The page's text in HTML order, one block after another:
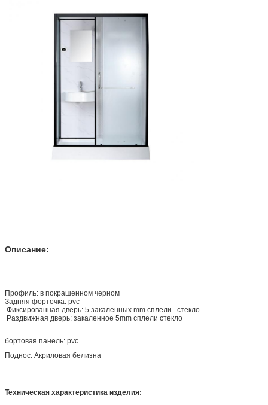
Описание:
Профиль: в покрашенном черном
Задняя форточка: pvc
Фиксированная дверь: 5 закаленных mm сплели стекло
Раздвижная дверь: закаленное 5mm сплели стекло
бортовая панель: pvc
Поднос: Акриловая белизна
Техническая характеристика изделия: